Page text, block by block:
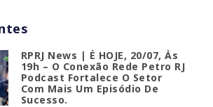
RPRJ News | É HOJE, 20/07, Às
19h – O Conexão Rede Petro RJ
Podcast Fortalece O Setor
Com Mais Um Episódio De
Sucesso.